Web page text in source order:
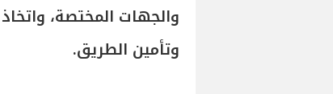
والجهات المختصة،
وتأمين الطريق.